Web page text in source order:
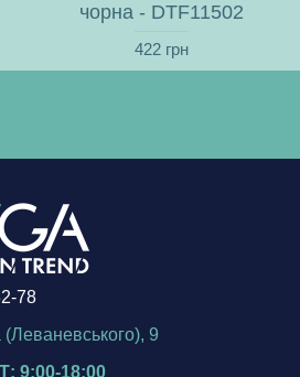
чорна - DTF11502
422 грн
78
(Леваневського), 9
9:00-18:00